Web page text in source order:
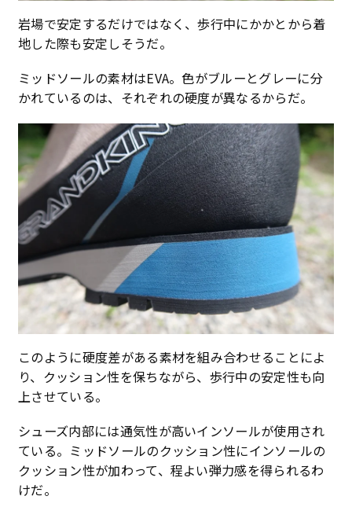
岩場で安定するだけではなく、歩行中にかかとから着
地した際も安定しそうだ。
ミッドソールの素材はEVA。色がブルーとグレーに分
かれているのは、それぞれの硬度が異なるからだ。
このように硬度差がある素材を組み合わせることによ
り、クッション性を保ちながら、歩行中の安定性も向
上させている。
シューズ内部には通気性が高いインソールが使用され
ている。ミッドソールのクッション性にインソールの
クッション性が加わって、程よい弾力感を得られるわ
けだ。